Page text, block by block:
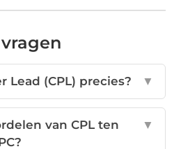
Lead (CPL) precies? ▼
van CPL ten
▼